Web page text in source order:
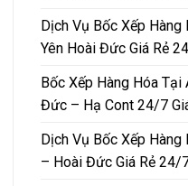
Dịch Vụ Bốc Xếp Hàng
Yên Hoài Đức Giá Rẻ
Bốc Xếp Hàng Hóa Tại
Đức – Hạ Cont 24/7
Dịch Vụ Bốc Xếp Hàng
– Hoài Đức Giá Rẻ 24/